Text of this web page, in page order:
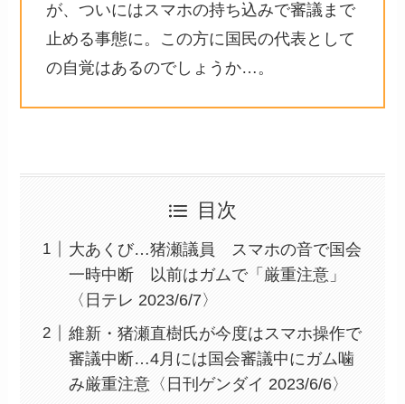
が、ついにはスマホの持ち込みで審議まで
止める事態に。この方に国民の代表として
の自覚はあるのでしょうか…。
目次
大あくび…猪瀬議員 スマホの音で国会
一時中断 以前はガムで「厳重注意」
〈日テレ 2023/6/7〉
維新・猪瀬直樹氏が今度はスマホ操作で
審議中断…4月には国会審議中にガム噛
み厳重注意〈日刊ゲンダイ 2023/6/6〉